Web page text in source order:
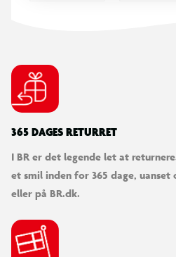
365 DAGES RETURRET
I BR er det legende let at
et smil inden for 365 dage,
eller på BR.dk.